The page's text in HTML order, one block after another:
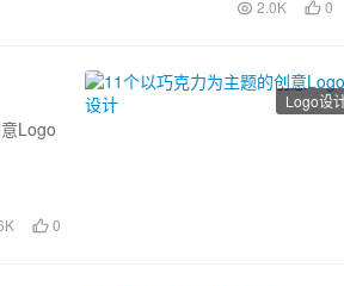
2.0K 0
Logo设
Logo
0